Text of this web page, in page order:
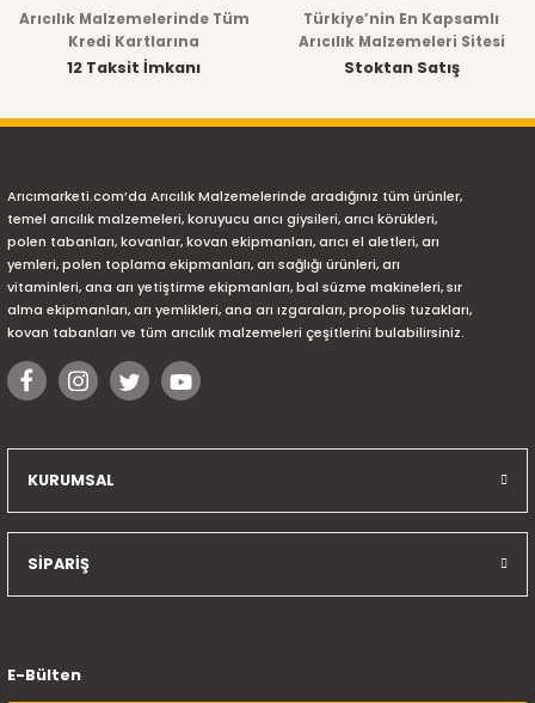
Arıcılık Malzemelerinde Tüm
Kredi Kartlarına
12 Taksit İmkanı
Türkiye’nin En Kapsamlı
Arıcılık Malzemeleri Sitesi
Stoktan Satış
Arıcımarketi.com’da Arıcılık Malzemelerinde aradığınız tüm ürünler,
temel arıcılık malzemeleri, koruyucu arıcı giysileri, arıcı körükleri,
polen tabanları, kovanlar, kovan ekipmanları, arıcı el aletleri, arı
yemleri, polen toplama ekipmanları, arı sağlığı ürünleri, arı
vitaminleri, ana arı yetiştirme ekipmanları, bal süzme makineleri, sır
alma ekipmanları, arı yemlikleri, ana arı ızgaraları, propolis tuzakları,
kovan tabanları ve tüm arıcılık malzemeleri çeşitlerini bulabilirsiniz.
KURUMSAL
SİPARİŞ
E-Bülten